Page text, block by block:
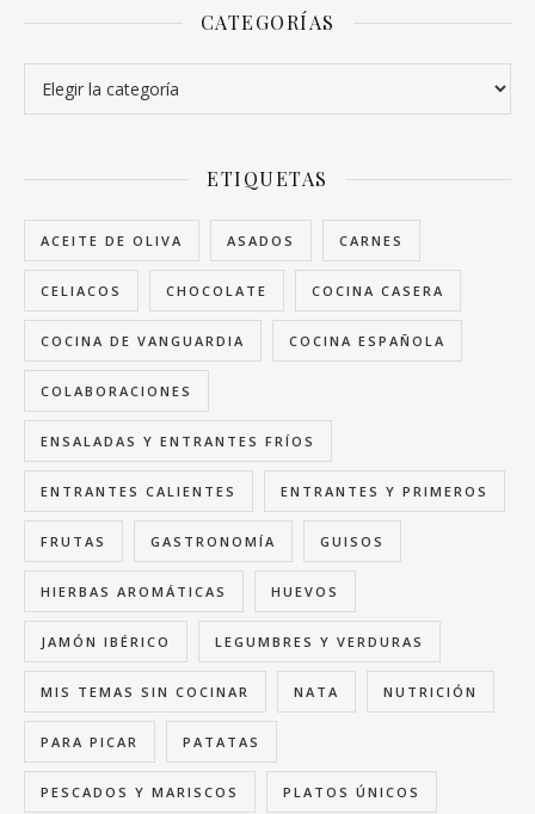
CATEGORÍAS
Categorías
ETIQUETAS
ACEITE DE OLIVA ASADOS CARNES
CELIACOS CHOCOLATE COCINA CASERA
COCINA DE VANGUARDIA COCINA ESPAÑOLA
COLABORACIONES
ENSALADAS Y ENTRANTES FRÍOS
ENTRANTES CALIENTES ENTRANTES Y PRIMEROS
FRUTAS GASTRONOMÍA GUISOS
HIERBAS AROMÁTICAS HUEVOS
JAMÓN IBÉRICO LEGUMBRES Y VERDURAS
MIS TEMAS SIN COCINAR NATA NUTRICIÓN
PARA PICAR PATATAS
PESCADOS Y MARISCOS PLATOS ÚNICOS